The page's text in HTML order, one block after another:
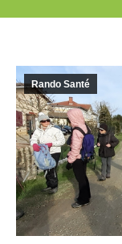
Rando Santé